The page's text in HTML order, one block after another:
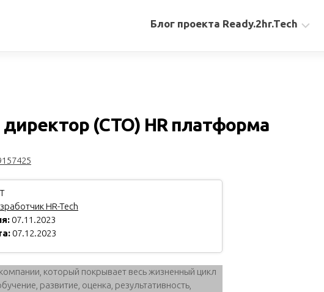
Блог проекта Ready.2hr.Tech
Авторские
(CTO) HR платформа
HR-Tech
07.11.2023
07.12.2023
который покрывает весь жизненный цикл
развитие, оценка, результативность,